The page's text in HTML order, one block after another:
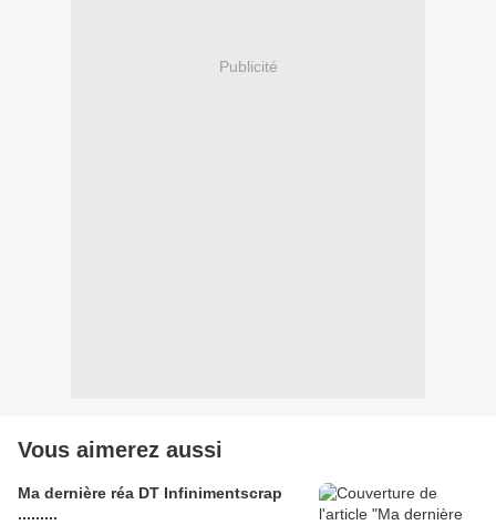
Publicité
Vous aimerez aussi
Ma dernière réa DT Infinimentscrap
.........